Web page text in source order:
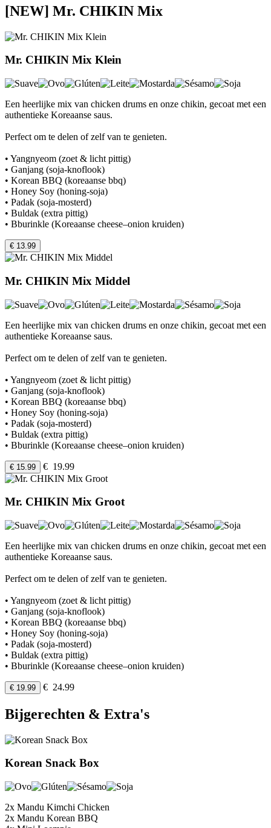
[NEW] Mr. CHIKIN Mix
Mr. CHIKIN Mix Klein
Een heerlijke mix van chicken drums en onze chikin, gecoat met een
authentieke Koreaanse saus.
Perfect om te delen of zelf van te genieten.
• Yangnyeom (zoet & licht pittig)
• Ganjang (soja-knoflook)
• Korean BBQ (koreaanse bbq)
• Honey Soy (honing-soja)
• Padak (soja-mosterd)
• Buldak (extra pittig)
• Bburinkle (Koreaanse cheese–onion kruiden)
€ 13.99
Mr. CHIKIN Mix Middel
Een heerlijke mix van chicken drums en onze chikin, gecoat met een
authentieke Koreaanse saus.
Perfect om te delen of zelf van te genieten.
• Yangnyeom (zoet & licht pittig)
• Ganjang (soja-knoflook)
• Korean BBQ (koreaanse bbq)
• Honey Soy (honing-soja)
• Padak (soja-mosterd)
• Buldak (extra pittig)
• Bburinkle (Koreaanse cheese–onion kruiden)
€ 15.99 € 19.99
Mr. CHIKIN Mix Groot
Een heerlijke mix van chicken drums en onze chikin, gecoat met een
authentieke Koreaanse saus.
Perfect om te delen of zelf van te genieten.
• Yangnyeom (zoet & licht pittig)
• Ganjang (soja-knoflook)
• Korean BBQ (koreaanse bbq)
• Honey Soy (honing-soja)
• Padak (soja-mosterd)
• Buldak (extra pittig)
• Bburinkle (Koreaanse cheese–onion kruiden)
€ 19.99 € 24.99
Bijgerechten & Extra's
Korean Snack Box
2x Mandu Kimchi Chicken
2x Mandu Korean BBQ